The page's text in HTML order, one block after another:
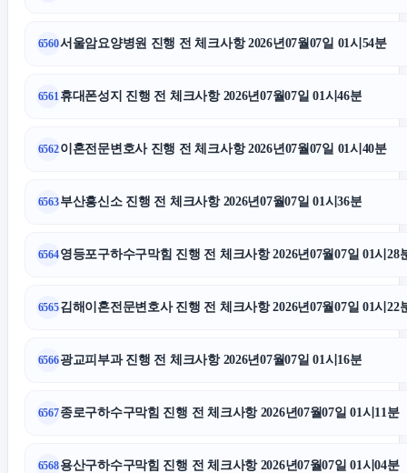
6560서울암요양병원 진행 전 체크사항 2026년07월07일 01시54분
6561 휴대폰성지 진행 전 체크사항 2026년07월07일 01시46분
6562이혼전문변호사 진행 전 체크사항 2026년07월07일 01시40분
6563부산흥신소 진행 전 체크사항 2026년07월07일 01시36분
6564영등포구하수구막힘 진행 전 체크사항 2026년07월07일 01시28
6565김해이혼전문변호사 진행 전 체크사항 2026년07월07일 01시22
6566광교피부과 진행 전 체크사항 2026년07월07일 01시16분
6567종로구하수구막힘 진행 전 체크사항 2026년07월07일 01시11분
6568용산구하수구막힘 진행 전 체크사항 2026년07월07일 01시04분